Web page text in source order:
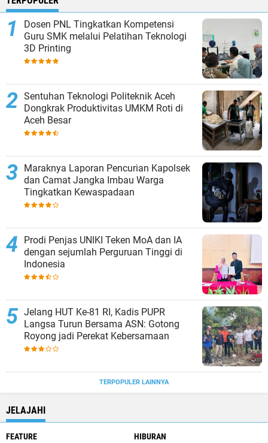
Dosen PNL Tingkatkan Kompetensi
Guru SMK melalui Pelatihan Teknologi
3D Printing
Sentuhan Teknologi Politeknik Aceh
Dongkrak Produktivitas UMKM Roti di
Aceh Besar
Maraknya Laporan Pencurian Kapolsek
dan Camat Jangka Imbau Warga
Tingkatkan Kewaspadaan
Prodi Penjas UNIKI Teken MoA dan IA
dengan sejumlah Perguruan Tinggi di
Indonesia
Jelang HUT Ke-81 RI, Kadis PUPR
Langsa Turun Bersama ASN: Gotong
Royong jadi Perekat Kebersamaan
TERPOPULER LAINNYA
JELAJAHI
FEATURE HIBURAN